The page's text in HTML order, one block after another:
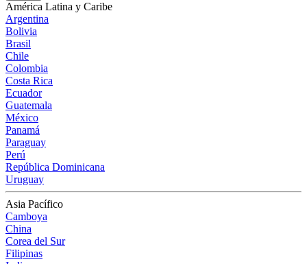
América Latina y Caribe
Argentina
Bolivia
Brasil
Chile
Colombia
Costa Rica
Ecuador
Guatemala
México
Panamá
Paraguay
Perú
República Dominicana
Uruguay
Asia Pacífico
Camboya
China
Corea del Sur
Filipinas